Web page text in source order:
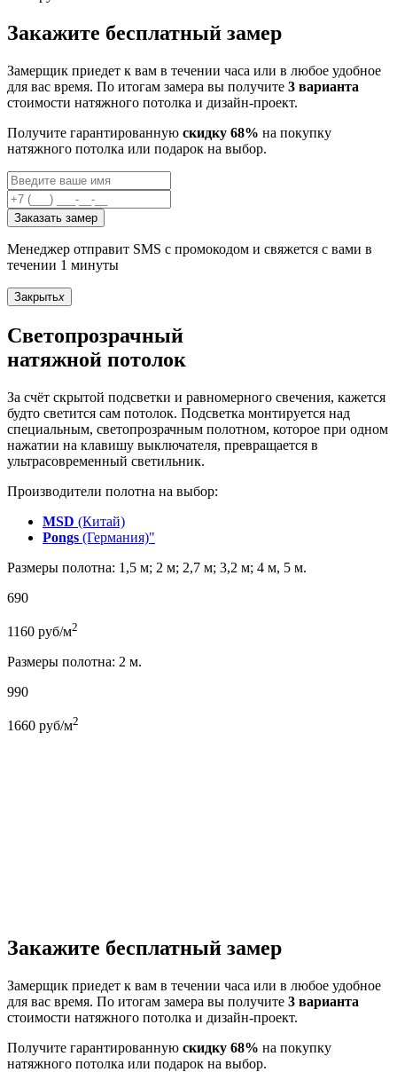
Закажите бесплатный замер
Замерщик приедет к вам в течении часа или в любое удобное
для вас время. По итогам замера вы получите 3 варианта
стоимости натяжного потолка и дизайн-проект.
Получите гарантированную скидку 68% на покупку
натяжного потолка или подарок на выбор.
Заказать замер
Менеджер отправит SMS с промокодом и свяжется с вами в
течении 1 минуты
Закрытьx
Светопрозрачный
натяжной потолок
За счёт скрытой подсветки и равномерного свечения, кажется
будто светится сам потолок. Подсветка монтируется над
специальным, светопрозрачным полотном, которое при одном
нажатии на клавишу выключателя, превращается в
ультрасовременный светильник.
Производители полотна на выбор:
MSD (Китай)
Pongs (Германия)"
Размеры полотна: 1,5 м; 2 м; 2,7 м; 3,2 м; 4 м, 5 м.
690
1160 руб/м2
Размеры полотна: 2 м.
990
1660 руб/м2
Закажите бесплатный замер
Замерщик приедет к вам в течении часа или в любое удобное
для вас время. По итогам замера вы получите 3 варианта
стоимости натяжного потолка и дизайн-проект.
Получите гарантированную скидку 68% на покупку
натяжного потолка или подарок на выбор.